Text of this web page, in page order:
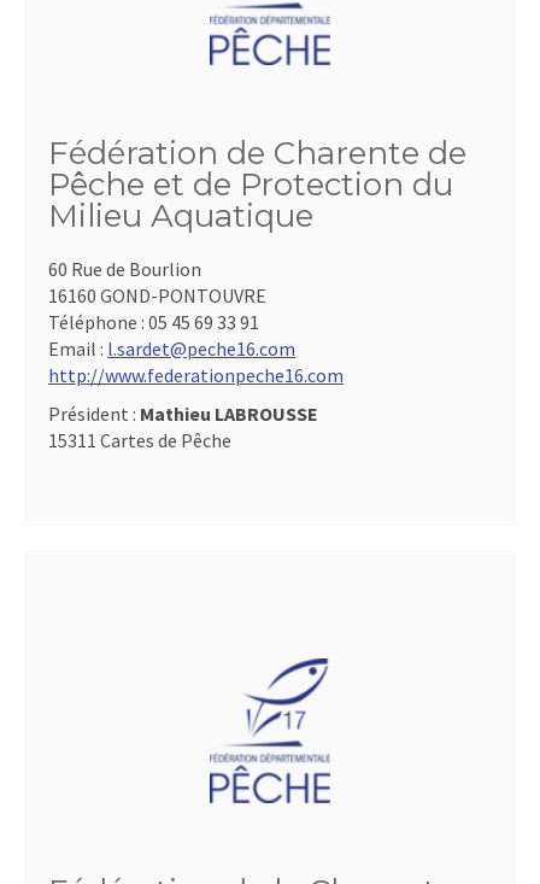
Fédération de Charente de
Pêche et de Protection du
Milieu Aquatique
60 Rue de Bourlion
16160 GOND-PONTOUVRE
Téléphone : 05 45 69 33 91
Email : l.sardet@peche16.com
http://www.federationpeche16.com
Président : Mathieu LABROUSSE
15311 Cartes de Pêche